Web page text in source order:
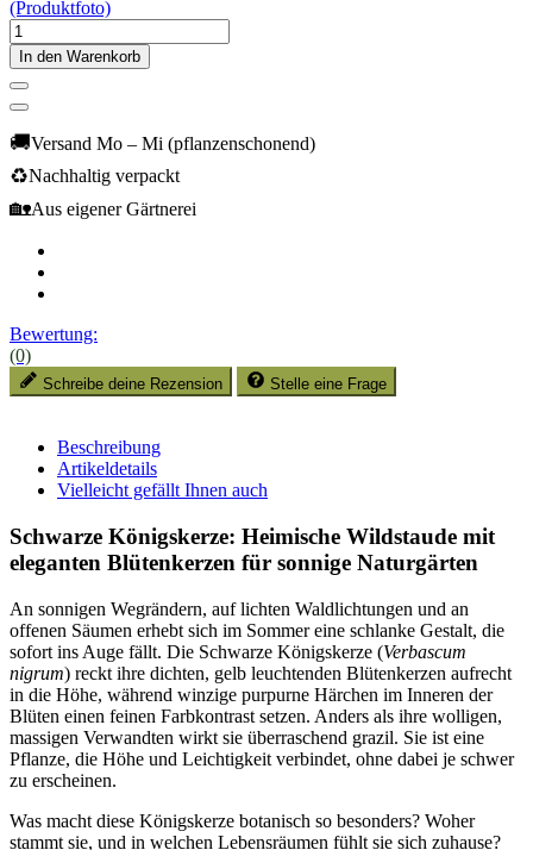
In den Warenkorb
🚚Versand Mo – Mi (pflanzenschonend)
♻️Nachhaltig verpackt
🏡Aus eigener Gärtnerei
Bewertung:
(0)
Schreibe deine Rezension Stelle eine Frage
Beschreibung
Artikeldetails
Vielleicht gefällt Ihnen auch
Schwarze Königskerze: Heimische Wildstaude mit
eleganten Blütenkerzen für sonnige Naturgärten
An sonnigen Wegrändern, auf lichten Waldlichtungen und an
offenen Säumen erhebt sich im Sommer eine schlanke Gestalt, die
sofort ins Auge fällt. Die Schwarze Königskerze (Verbascum
nigrum) reckt ihre dichten, gelb leuchtenden Blütenkerzen aufrecht
in die Höhe, während winzige purpurne Härchen im Inneren der
Blüten einen feinen Farbkontrast setzen. Anders als ihre wolligen,
massigen Verwandten wirkt sie überraschend grazil. Sie ist eine
Pflanze, die Höhe und Leichtigkeit verbindet, ohne dabei je schwer
zu erscheinen.
Was macht diese Königskerze botanisch so besonders? Woher
stammt sie, und in welchen Lebensräumen fühlt sie sich zuhause?